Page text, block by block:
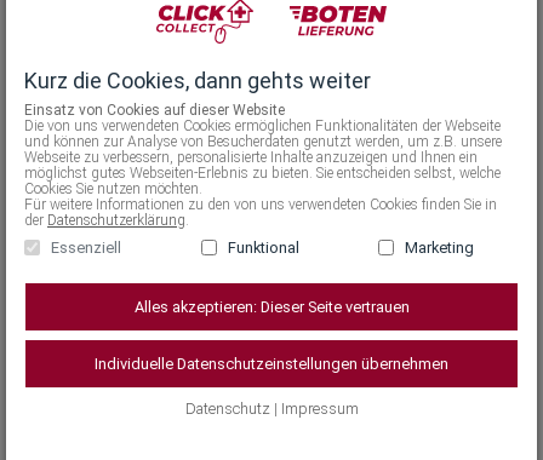
Alpha-Glucosylrutin zum Schutz vor
sonnenbedingten Allergien wie PLD. Die
parfümfreie Formel senkt zudem das Risiko für
Hautirritationen. Darüber hinaus ist die nicht
fettende und nicht klebende Gel-Creme extra
wasserfest sowie schweißresistent und kann bei
empfindlicher Haut verwendet werden.
Anwendung
Wirkweise
Kurz die Cookies, dann gehts weiter
Einsatz von Cookies auf dieser Website
Die von uns verwendeten Cookies ermöglichen Funktionalitäten der Webseite
und können zur Analyse von Besucherdaten genutzt werden, um z.B. unsere
Webseite zu verbessern, personalisierte Inhalte anzuzeigen und Ihnen ein
möglichst gutes Webseiten-Erlebnis zu bieten. Sie entscheiden selbst, welche
Cookies Sie nutzen möchten.
Für weitere Informationen zu den von uns verwendeten Cookies finden Sie in
der Datenschutzerklärung.
Essenziell Funktional Marketing
Alles akzeptieren: Dieser Seite vertrauen
Individuelle Datenschutzeinstellungen übernehmen
Datenschutz | Impressum